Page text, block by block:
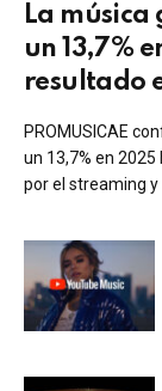
La música
un 13,7%
resultado
PROMUSICAE
un 13,7% en
por el streaming y